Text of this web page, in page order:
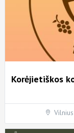
Korėjietiškos
Vilnius